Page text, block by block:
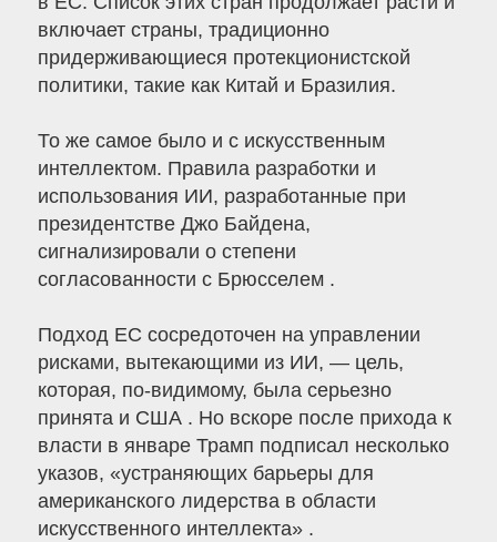
включает страны, традиционно
придерживающиеся протекционистской
политики, такие как Китай и Бразилия.
То же самое было и с искусственным
интеллектом. Правила разработки и
использования ИИ, разработанные при
президентстве Джо Байдена,
сигнализировали о степени
согласованности с Брюсселем .
Подход ЕС сосредоточен на управлении
рисками, вытекающими из ИИ, — цель,
которая, по-видимому, была серьезно
принята и США . Но вскоре после прихода к
власти в январе Трамп подписал несколько
указов, «устраняющих барьеры для
американского лидерства в области
искусственного интеллекта» .